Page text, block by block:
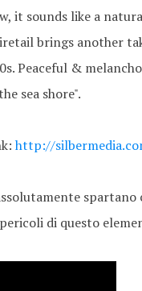
it sounds like a
brings another
Peaceful &
sea shore".
http://
di questo